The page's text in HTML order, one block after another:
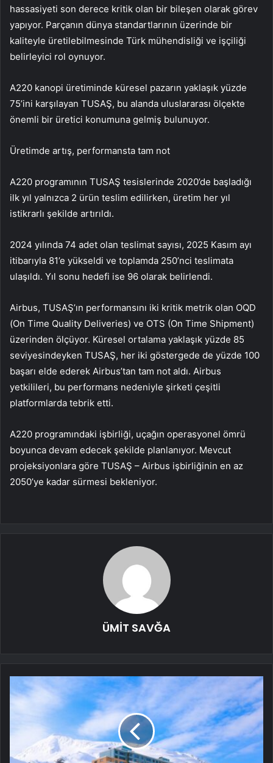
hassasiyeti son derece kritik olan bir bileşen olarak görev
yapıyor. Parçanın dünya standartlarının üzerinde bir
kaliteyle üretilebilmesinde Türk mühendisliği ve işçiliği
belirleyici rol oynuyor.
A220 kanopi üretiminde küresel pazarın yaklaşık yüzde
75’ini karşılayan TUSAŞ, bu alanda uluslararası ölçekte
önemli bir üretici konumuna gelmiş bulunuyor.
Üretimde artış, performansta tam not
A220 programının TUSAŞ tesislerinde 2020’de başladığı
ilk yıl yalnızca 2 ürün teslim edilirken, üretim her yıl
istikrarlı şekilde artırıldı.
2024 yılında 74 adet olan teslimat sayısı, 2025 Kasım ayı
itibarıyla 81’e yükseldi ve toplamda 250’nci teslimata
ulaşıldı. Yıl sonu hedefi ise 96 olarak belirlendi.
Airbus, TUSAŞ’ın performansını iki kritik metrik olan OQD
(On Time Quality Deliveries) ve OTS (On Time Shipment)
üzerinden ölçüyor. Küresel ortalama yaklaşık yüzde 85
seviyesindeyken TUSAŞ, her iki göstergede de yüzde 100
başarı elde ederek Airbus’tan tam not aldı. Airbus
yetkilileri, bu performans nedeniyle şirketi çeşitli
platformlarda tebrik etti.
A220 programındaki işbirliği, uçağın operasyonel ömrü
boyunca devam edecek şekilde planlanıyor. Mevcut
projeksiyonlara göre TUSAŞ – Airbus işbirliğinin en az
2050’ye kadar sürmesi bekleniyor.
ÜMİT SAVĞA